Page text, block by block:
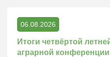
06.08.2026
Итоги четвёртой
аграрной